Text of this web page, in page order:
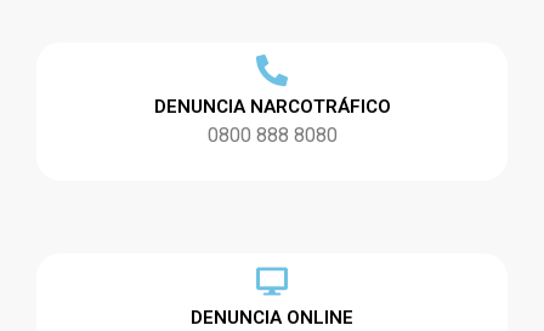
DENUNCIA NARCOTRÁFICO
0800 888 8080
DENUNCIA ONLINE